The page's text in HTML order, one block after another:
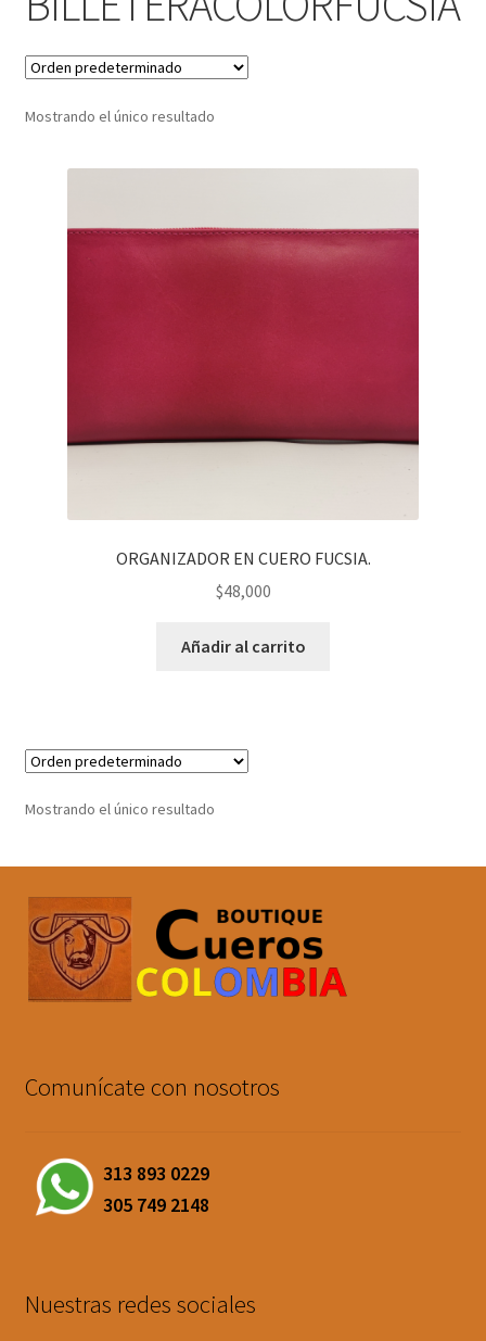
Pisabilletes
sombreros
Mostrando el único resultado
ORGANIZADOR EN CUERO FUCSIA.
$48,000
Añadir al carrito
Mostrando el único resultado
Comunícate con nosotros
313 893 0229
305 749 2148
Nuestras redes sociales